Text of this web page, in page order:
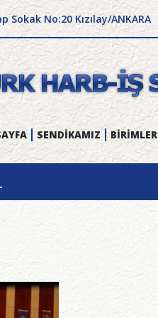
Sokak No:20 Kızılay/ANKARA
SENDİKAMIZ BİRİMLER